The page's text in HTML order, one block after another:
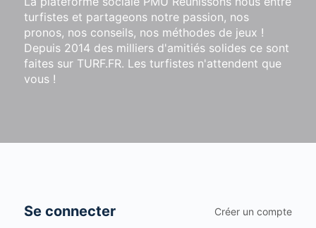
turfistes et partageons notre passion, nos
pronos, nos conseils, nos méthodes de jeux !
Depuis 2014 des milliers d'amitiés solides ce sont
faites sur TURF.FR. Les turfistes n'attendent que
vous !
Se connecter Créer un compte